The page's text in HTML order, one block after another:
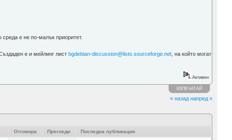
среда е не по-малък приоритет.
е и мейлинг лист bgdebian-discussion@lists.sourceforge.net , на който могат
Активен
ИЗПЕЧАТАЙ
« назад напред »
Отговора Прегледи Последна публикация